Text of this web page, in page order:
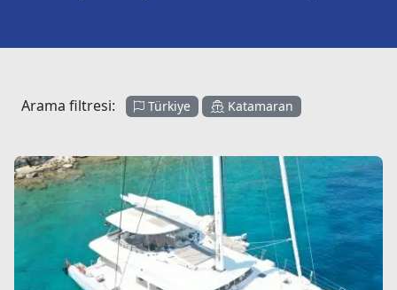
Arama filtresi: Türkiye Katamaran